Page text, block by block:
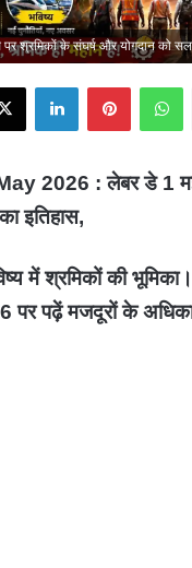
श्रमिकों के संघर्ष और योगदान को
X LinkedInPinterest
2026 : लेबर डे 1
इतिहास,
में श्रमिकों की
पढ़ें मजदूरों के